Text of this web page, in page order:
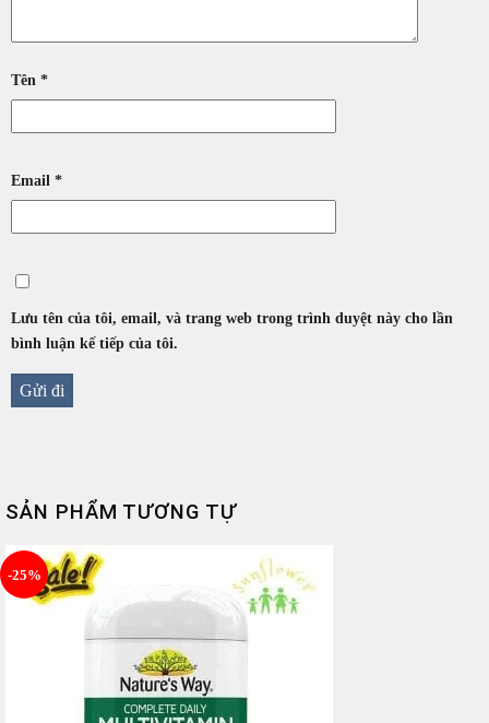
Tên *
Email *
Lưu tên của tôi, email, và trang web trong trình duyệt này cho lần
bình luận kế tiếp của tôi.
SẢN PHẨM TƯƠNG TỰ
-25%